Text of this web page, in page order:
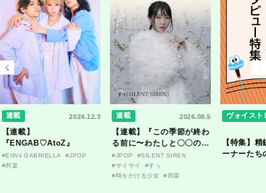
連載 2024.12.3
【連載】
『ENGAB♡AtoZ』
#ENVii GABRIELLA
#JPOP
#邦楽
連載 2026.08.5
【連載】『この季節が終わ
る前に〜わたしと〇〇のは
なし〜』
#JPOP
#SILENT SIREN
#サイサイ
#すぅ
#時をかける少女
#邦楽
ヴォイスト
【特集】
ーナーたち